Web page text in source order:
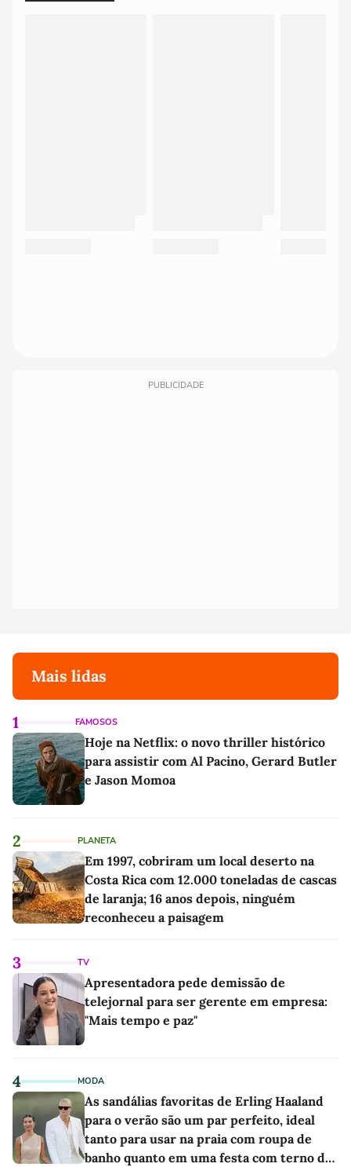
PUBLICIDADE
Mais lidas
1 FAMOSOS
Hoje na Netflix: o novo thriller histórico
para assistir com Al Pacino, Gerard Butler
e Jason Momoa
2 PLANETA
Em 1997, cobriram um local deserto na
Costa Rica com 12.000 toneladas de cascas
de laranja; 16 anos depois, ninguém
reconheceu a paisagem
3 TV
Apresentadora pede demissão de
telejornal para ser gerente em empresa:
"Mais tempo e paz"
4 MODA
As sandálias favoritas de Erling Haaland
para o verão são um par perfeito, ideal
tanto para usar na praia com roupa de
banho quanto em uma festa com terno de